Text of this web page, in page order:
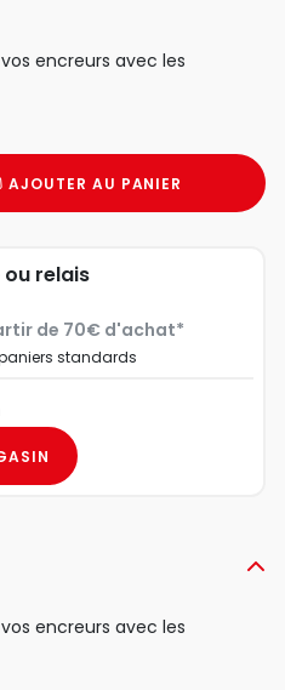
encreurs avec les
AJOUTER AU PANIER
relais
de 70€ d'achat*
standards
encreurs avec les